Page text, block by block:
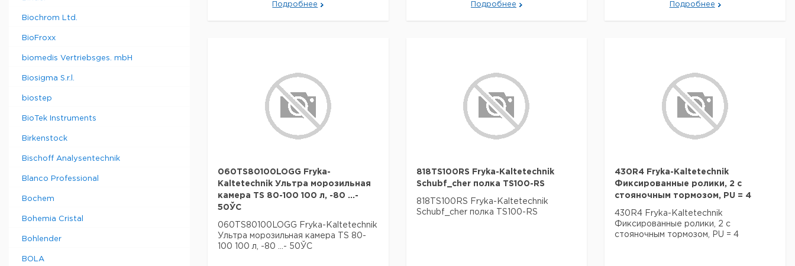
Biochrom Ltd.
BioFroxx
biomedis Vertriebsges. mbH
Biosigma S.r.l.
biostep
BioTek Instruments
Birkenstock
Bischoff Analysentechnik
Blanco Professional
Bochem
Bohemia Cristal
Bohlender
BOLA
Подробнее Подробнее Подробнее
060TS80100LOGG Fryka-
Kaltetechnik Ультра морозильная
камера TS 80-100 100 л, -80 ...-
50ЎC
060TS80100LOGG Fryka-Kaltetechnik
Ультра морозильная камера TS 80-
100 100 л, -80 ...- 50ЎC
818TS100RS Fryka-Kaltetechnik
Schubf_cher полка TS100-RS
818TS100RS Fryka-Kaltetechnik
Schubf_cher полка TS100-RS
430R4 Fryka-Kaltetechnik
Фиксированные ролики, 2 с
стояночным тормозом, PU = 4
430R4 Fryka-Kaltetechnik
Фиксированные ролики, 2 с
стояночным тормозом, PU = 4